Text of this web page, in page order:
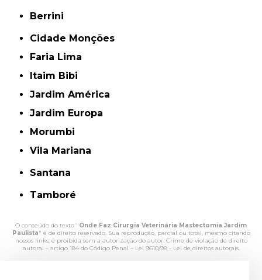
Berrini
Cidade Monções
Faria Lima
Itaim Bibi
Jardim América
Jardim Europa
Morumbi
Vila Mariana
Santana
Tamboré
O conteúdo do texto "Onde Faz Cirurgia Veterinária Mastectomia Jardim
Paulista" é de direito reservado. Sua reprodução, parcial ou total, mesmo citando
nossos links, é proibida sem a autorização do autor. Crime de violação de direito
autoral – artigo 184 do Código Penal – Lei 9610/98 - Lei de direitos autorais.